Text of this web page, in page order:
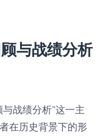
与战绩分析
战绩分析”这一主
在历史背景下的形